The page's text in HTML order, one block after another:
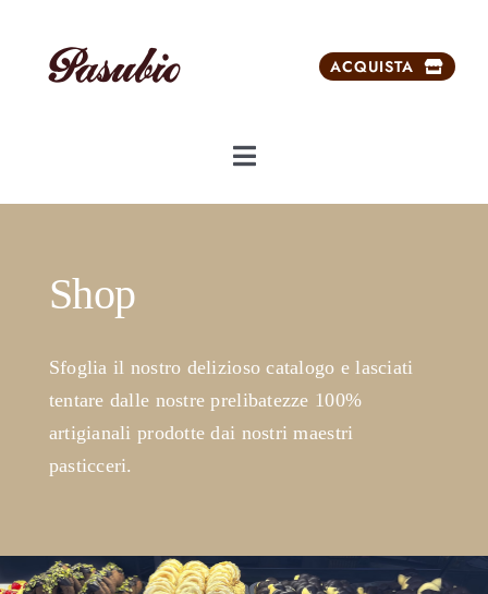
contenuto
ACQUISTA
Toggle
Navigation
Dolci da ricorrenze
Carrello
Shop
Sfoglia il nostro delizioso catalogo e lasciati
tentare dalle nostre prelibatezze 100%
artigianali prodotte dai nostri maestri
pasticceri.